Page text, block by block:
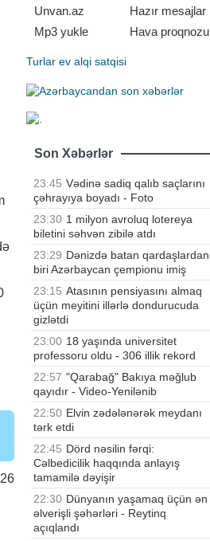
Unvan.az
Hazır mesajlar
Mp3 yukle
Hava proqnozu
Turlar ev alqi satqisi
Son Xəbərlər
23:45 Vədinə sadiq qalıb saçlarını
çəhrayıya boyadı - Foto
23:30 1 milyon avroluq lotereya
biletini səhvən zibilə atdı
23:29 Dənizdə batan qardaşlardan
biri Azərbaycan çempionu imiş
23:15 Atasının pensiyasını almaq
üçün meyitini illərlə dondurucuda
gizlətdi
23:00 18 yaşında universitet
professoru oldu - 306 illik rekord
22:57 "Qarabağ" Bakıya məğlub
qayıdır - Video-Yenilənib
22:50 Elvin zədələnərək meydanı
tərk etdi
22:45 Dörd nəsilin fərqi:
Cəlbedicilik haqqında anlayış
tamamilə dəyişir
22:30 Dünyanın yaşamaq üçün ən
əlverişli şəhərləri - Reytinq
açıqlandı